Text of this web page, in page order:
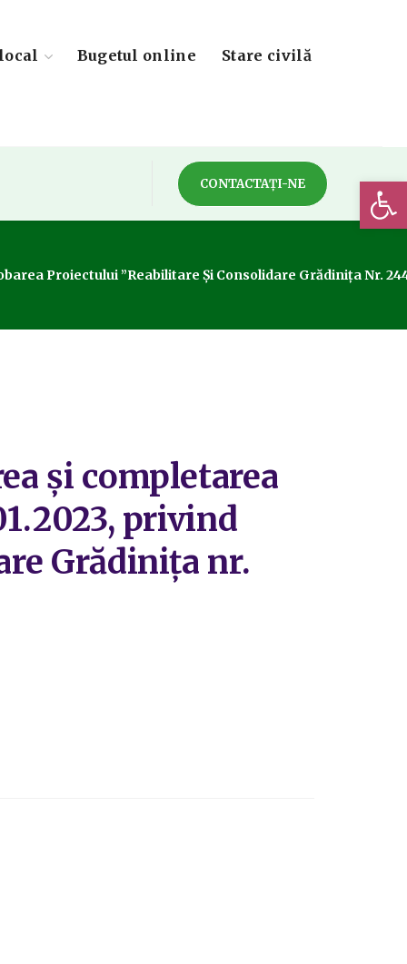
Bugetul online Stare civilă
CONTACTAȚI-NE
Proiectului ”Reabilitare Și Consolidare Grădinița Nr.
și completarea
privind
Grădinița nr.